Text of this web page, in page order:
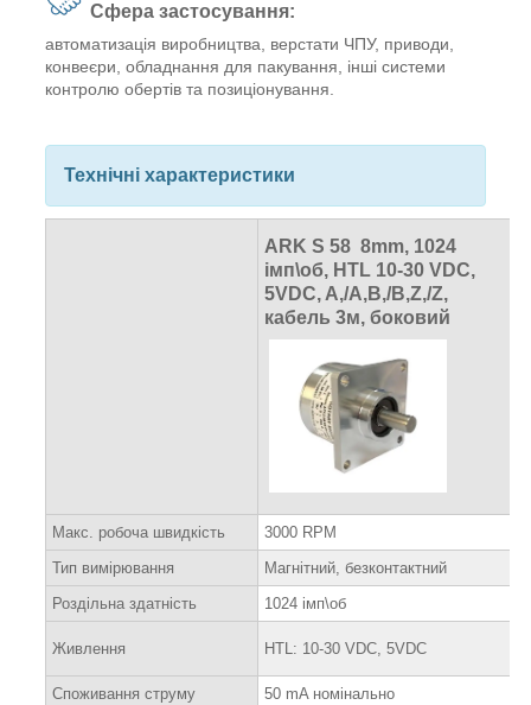
Сфера застосування:
автоматизація виробництва, верстати ЧПУ, приводи,
конвеєри, обладнання для пакування, інші системи
контролю обертів та позиціонування.
Технічні характеристики
ARK S 58 8mm, 1024
імп\об, HTL 10-30 VDC,
5VDC, A,/A,B,/B,Z,/Z,
кабель 3м, боковий
Макс. робоча швидкість
3000 RPM
Тип вимірювання
Магнітний, безконтактний
Роздільна здатність
1024 імп\об
Живлення HTL: 10-30 VDC, 5VDC
Споживання струму 50 mA номінально